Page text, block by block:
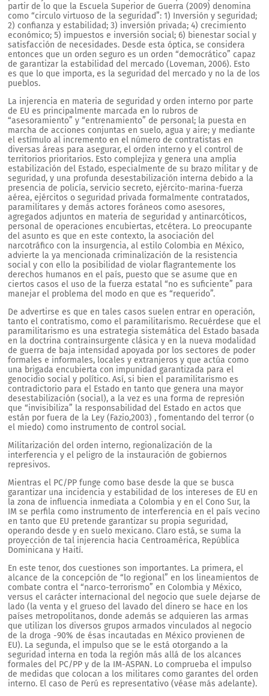
partir de lo que la Escuela Superior de Guerra (2009) denomina
como “circulo virtuoso de la seguridad”: 1) Inversión y seguridad;
2) confianza y estabilidad; 3) inversión privada; 4) crecimiento
económico; 5) impuestos e inversión social; 6) bienestar social y
satisfacción de necesidades. Desde esta óptica, se considera
entonces que un orden seguro es un orden “democrático” capaz
de garantizar la estabilidad del mercado (Loveman, 2006). Esto
es que lo que importa, es la seguridad del mercado y no la de los
pueblos.
La injerencia en materia de seguridad y orden interno por parte
de EU es principalmente marcada en lo rubros de
“asesoramiento” y “entrenamiento” de personal; la puesta en
marcha de acciones conjuntas en suelo, agua y aire; y mediante
el estímulo al incremento en el número de contratistas en
diversas áreas para asegurar, el orden interno y el control de
territorios prioritarios. Esto complejiza y genera una amplia
estabilización del Estado, especialmente de su brazo militar y de
seguridad, y una profunda desestabilización interna debido a la
presencia de policía, servicio secreto, ejército-marina-fuerza
aérea, ejércitos o seguridad privada formalmente contratados,
paramilitares y demás actores foráneos como asesores,
agregados adjuntos en materia de seguridad y antinarcóticos,
personal de operaciones encubiertas, etcétera. Lo preocupante
del asunto es que en este contexto, la asociación del
narcotráfico con la insurgencia, al estilo Colombia en México,
advierte la ya mencionada criminalización de la resistencia
social y con ello la posibilidad de violar flagrantemente los
derechos humanos en el país, puesto que se asume que en
ciertos casos el uso de la fuerza estatal “no es suficiente” para
manejar el problema del modo en que es “requerido”.
De advertirse es que en tales casos suelen entrar en operación,
tanto el contratismo, como el paramilitarismo. Recuérdese que el
paramilitarismo es una estrategia sistemática del Estado basada
en la doctrina contrainsurgente clásica y en la nueva modalidad
de guerra de baja intensidad apoyada por los sectores de poder
formales e informales, locales y extranjeros y que actúa como
una brigada encubierta con impunidad garantizada para el
genocidio social y político. Así, si bien el paramilitarismo es
contradictorio para el Estado en tanto que genera una mayor
desestabilización (social), a la vez es una forma de represión
que “invisibiliza” la responsabilidad del Estado en actos que
están por fuera de la Ley (Fazio,2003) , fomentando del terror (o
el miedo) como instrumento de control social.
Militarización del orden interno, regionalización de la
interferencia y el peligro de la instauración de gobiernos
represivos.
Mientras el PC/PP funge como base desde la que se busca
garantizar una incidencia y estabilidad de los intereses de EU en
la zona de influencia inmediata a Colombia y en el Cono Sur, la
IM se perfila como instrumento de interferencia en el país vecino
en tanto que EU pretende garantizar su propia seguridad,
operando desde y en suelo mexicano. Claro está, se suma la
proyección de tal injerencia hacia Centroamérica, República
Dominicana y Haití.
En este tenor, dos cuestiones son importantes. La primera, el
alcance de la concepción de “lo regional” en los lineamientos de
combate contra el “narco-terrorismo” en Colombia y México,
versus el carácter internacional del negocio que suele dejarse de
lado (la venta y el grueso del lavado del dinero se hace en los
países metropolitanos, donde además se adquieren las armas
que utilizan los diversos grupos armados vinculados al negocio
de la droga -90% de ésas incautadas en México provienen de
EU). La segunda, el impulso que se le está otorgando a la
seguridad interna en toda la región más allá de los alcances
formales del PC/PP y de la IM-ASPAN. Lo comprueba el impulso
de medidas que colocan a los militares como garantes del orden
interno. El caso de Perú es representativo (véase más adelante).